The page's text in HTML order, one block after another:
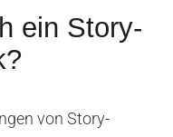
ein Story-
von Story-